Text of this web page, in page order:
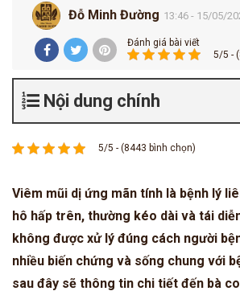
Đỗ Minh Đường 13:46 - 15/05/
Đánh giá bài viết
5/5 -
Nội dung chính
5/5 - (8443 bình chọn)
Viêm mũi dị ứng mãn tính là bệnh lý
hô hấp trên, thường kéo dài và tái
không được xử lý đúng cách người
nhiều biến chứng và sống chung với
sau đây sẽ thông tin chi tiết đến bà